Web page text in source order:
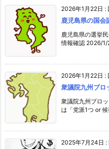
2026年1月22日 :
鹿児島県の国会
鹿児島県の選挙
情報確認 2026/1/
2026年1月22日 :
衆議院九州ブロ
衆議院九州ブロ
は「党派1つ or 候
2025年7月24日 :